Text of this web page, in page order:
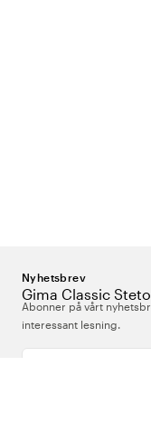
Gima Classic
Nyhetsbrev
Abonner på vårt
interessant lesning.
Skriv inn din e-